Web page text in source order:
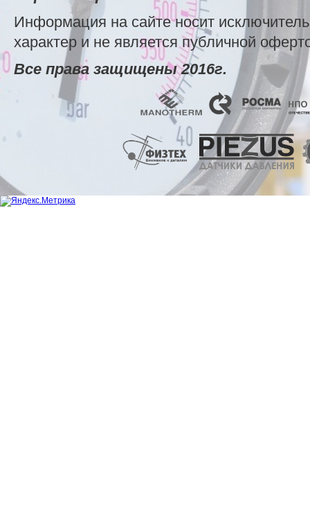
Информация на сайте носит
характер и не является публичной
Все права защищены 2016г.